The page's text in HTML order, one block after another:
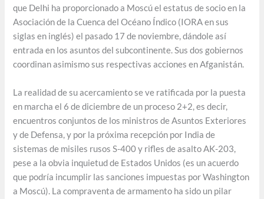
que Delhi ha proporcionado a Moscú el estatus de socio en la
Asociación de la Cuenca del Océano Índico (IORA en sus
siglas en inglés) el pasado 17 de noviembre, dándole así
entrada en los asuntos del subcontinente. Sus dos gobiernos
coordinan asimismo sus respectivas acciones en Afganistán.
La realidad de su acercamiento se ve ratificada por la puesta
en marcha el 6 de diciembre de un proceso 2+2, es decir,
encuentros conjuntos de los ministros de Asuntos Exteriores
y de Defensa, y por la próxima recepción por India de
sistemas de misiles rusos S-400 y rifles de asalto AK-203,
pese a la obvia inquietud de Estados Unidos (es un acuerdo
que podría incumplir las sanciones impuestas por Washington
a Moscú). La compraventa de armamento ha sido un pilar